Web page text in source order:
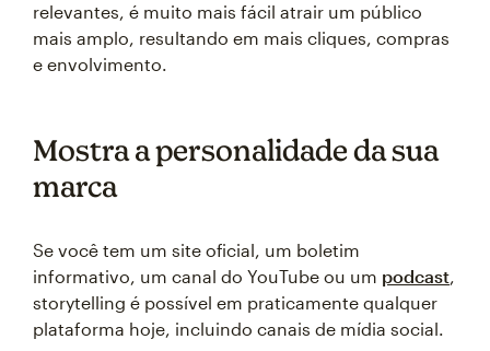
relevantes, é muito mais fácil atrair um público
mais amplo, resultando em mais cliques, compras
e envolvimento.
Mostra a personalidade da sua
marca
Se você tem um site oficial, um boletim
informativo, um canal do YouTube ou um podcast,
storytelling é possível em praticamente qualquer
plataforma hoje, incluindo canais de mídia social.